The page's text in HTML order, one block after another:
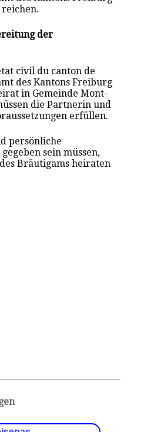
reichen.
der
civil du canton de
des Kantons Freiburg
in Gemeinde Mont-
die Partnerin und
erfüllen.
persönliche
sein müssen,
Bräutigams heiraten